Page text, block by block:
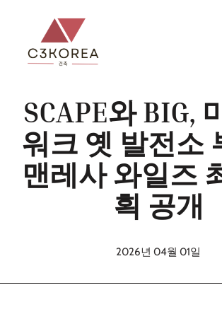
SCAPE와 BIG,
워크 옛 발전소
맨레사 와일즈
획 공개
2026년 04월 01일